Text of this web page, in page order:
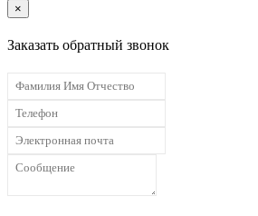
×
Заказать обратный звонок